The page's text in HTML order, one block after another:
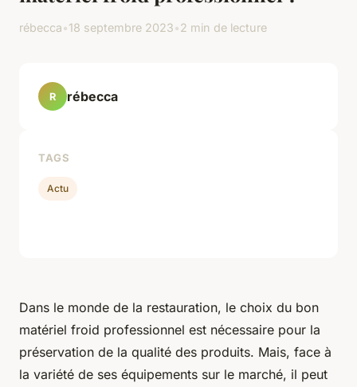
rébecca•18 septembre 2023•2 min de lecture
Dans le monde de la restauration, le choix du bon
matériel froid professionnel est nécessaire pour la
préservation de la qualité des produits. Mais, face à
la variété de ses équipements sur le marché, il peut
R rébecca
TAGS
Actu